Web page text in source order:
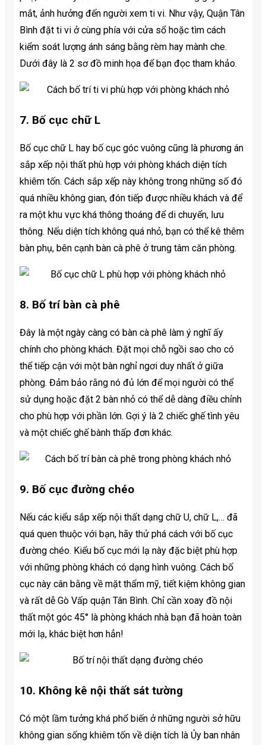
mắt, ảnh hưởng đến người xem ti vi. Như vậy, Quận Tân
Bình đặt ti vi ở cùng phía với cửa sổ hoặc tìm cách
kiểm soát lượng ánh sáng bằng rèm hay mành che.
Dưới đây là 2 sơ đồ minh họa để bạn đọc tham khảo.
7. Bố cục chữ L
Bố cục chữ L hay bố cục góc vuông cũng là phương án
sắp xếp nội thất phù hợp với phòng khách diện tích
khiêm tốn. Cách sắp xếp này không trong những số đó
quá nhiều không gian, đón tiếp được nhiều khách và để
ra một khu vực khá thông thoáng để di chuyển, lưu
thông. Nếu diện tích không quá nhỏ, bạn có thể kê thêm
bàn phụ, bên cạnh bàn cà phê ở trung tâm căn phòng.
8. Bố trí bàn cà phê
Đây là một ngày càng có bàn cà phê làm ý nghĩ ấy
chính cho phòng khách. Đặt mọi chỗ ngồi sao cho có
thể tiếp cận với một bàn nghỉ ngơi duy nhất ở giữa
phòng. Đảm bảo rằng nó đủ lớn để mọi người có thể
sử dụng hoặc đặt 2 bàn nhỏ có thể dễ dàng điều chỉnh
cho phù hợp với phần lớn. Gợi ý là 2 chiếc ghế tình yêu
và một chiếc ghế bành thấp đơn khác.
9. Bố cục đường chéo
Nếu các kiểu sắp xếp nội thất dạng chữ U, chữ L,… đã
quá quen thuộc với bạn, hãy thử phá cách với bố cục
đường chéo. Kiểu bố cục mới lạ này đặc biệt phù hợp
với những phòng khách có dạng hình vuông. Cách bố
cục này cân bằng về mặt thẩm mỹ, tiết kiệm không gian
và rất dễ Gò Vấp quận Tân Bình. Chỉ cần xoay đồ nội
thất một góc 45° là phòng khách nhà bạn đã hoàn toàn
mới lạ, khác biệt hơn hẳn!
10. Không kê nội thất sát tường
Có một lầm tưởng khá phổ biến ở những người sở hữu
không gian sống khiêm tốn về diện tích là Ủy ban nhân